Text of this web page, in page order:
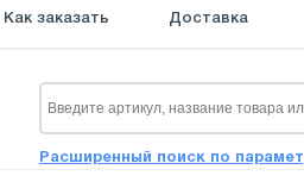
Как заказать Доставка
Расширенный поиск по